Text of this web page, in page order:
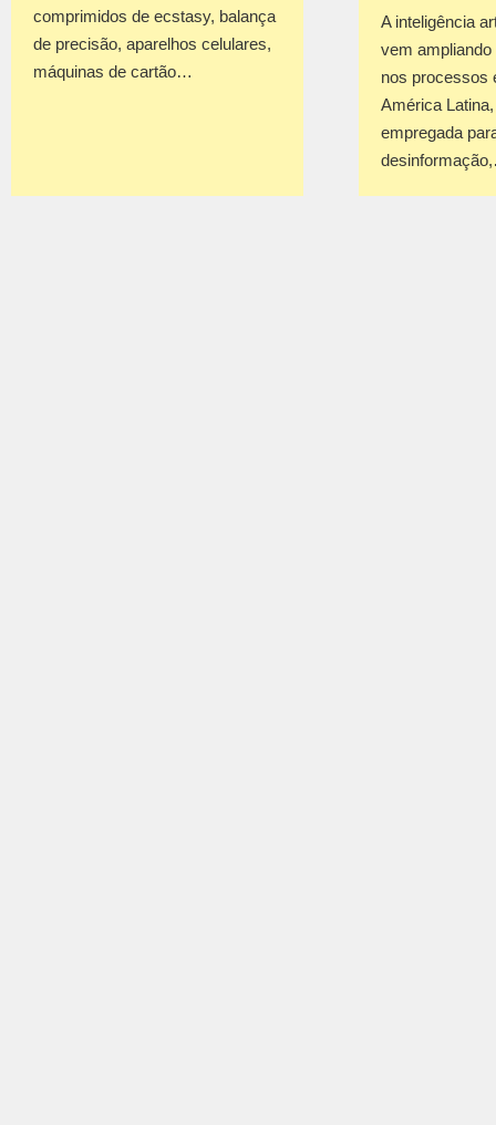
comprimidos de ecstasy, balança
de precisão, aparelhos celulares,
máquinas de cartão…
A inteligência
vem
nos processos
América
empregada